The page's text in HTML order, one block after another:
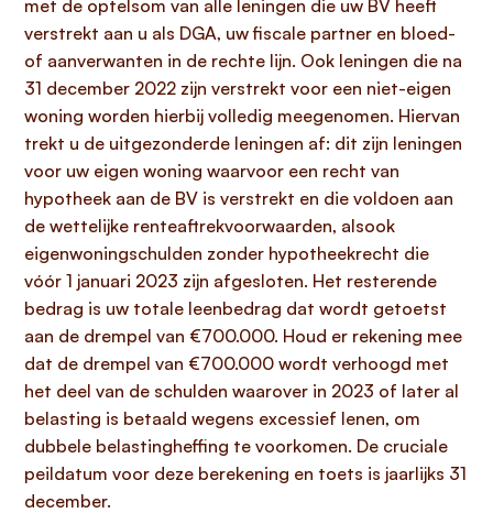
met de optelsom van alle leningen die uw BV heeft
verstrekt aan u als DGA, uw fiscale partner en bloed-
of aanverwanten in de rechte lijn. Ook leningen die na
31 december 2022 zijn verstrekt voor een niet-eigen
woning worden hierbij volledig meegenomen. Hiervan
trekt u de uitgezonderde leningen af: dit zijn leningen
voor uw eigen woning waarvoor een recht van
hypotheek aan de BV is verstrekt en die voldoen aan
de wettelijke renteaftrekvoorwaarden, alsook
eigenwoningschulden zonder hypotheekrecht die
vóór 1 januari 2023 zijn afgesloten. Het resterende
bedrag is uw totale leenbedrag dat wordt getoetst
aan de drempel van €700.000. Houd er rekening mee
dat de drempel van €700.000 wordt verhoogd met
het deel van de schulden waarover in 2023 of later al
belasting is betaald wegens excessief lenen, om
dubbele belastingheffing te voorkomen. De cruciale
peildatum voor deze berekening en toets is jaarlijks 31
december.